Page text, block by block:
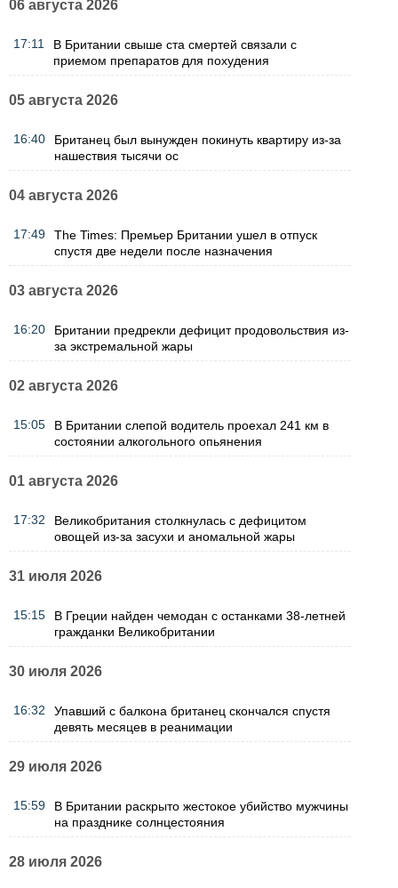
06 августа 2026
17:11
В Британии свыше ста смертей связали с
приемом препаратов для похудения
05 августа 2026
16:40
Британец был вынужден покинуть квартиру из-за
нашествия тысячи ос
04 августа 2026
17:49
The Times: Премьер Британии ушел в отпуск
спустя две недели после назначения
03 августа 2026
16:20
Британии предрекли дефицит продовольствия из-
за экстремальной жары
02 августа 2026
15:05
В Британии слепой водитель проехал 241 км в
состоянии алкогольного опьянения
01 августа 2026
17:32
Великобритания столкнулась с дефицитом
овощей из-за засухи и аномальной жары
31 июля 2026
15:15
В Греции найден чемодан с останками 38-летней
гражданки Великобритании
30 июля 2026
16:32
Упавший с балкона британец скончался спустя
девять месяцев в реанимации
29 июля 2026
15:59
В Британии раскрыто жестокое убийство мужчины
на празднике солнцестояния
28 июля 2026